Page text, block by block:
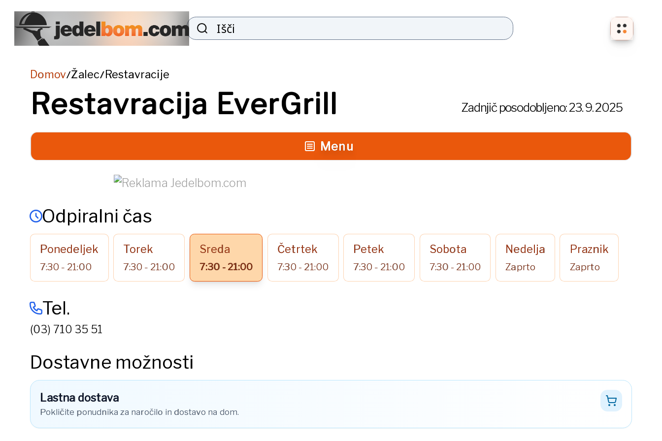
Išči
Domov/Žalec/Restavracije
Restavracija EverGrill Zadnjič posodobljeno:23. 9. 2025
Menu
Odpiralni čas
Ponedeljek
7:30 - 21:00
Torek
7:30 - 21:00
Sreda
7:30 - 21:00
Četrtek
7:30 - 21:00
Petek
7:30 - 21:00
Sobota
7:30 - 21:00
Nedelja
Zaprto
Praznik
Zaprto
Tel.
(03) 710 35 51
Dostavne možnosti
Lastna dostava
Pokličite ponudnika za naročilo in dostavo na dom.